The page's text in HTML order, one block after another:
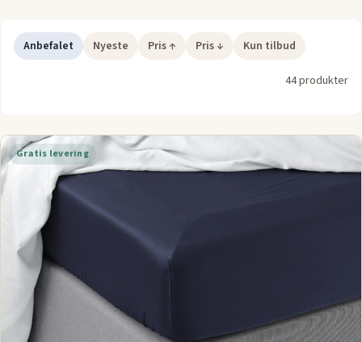
Anbefalet Nyeste Pris ↑ Pris ↓ Kun tilbud
44 produkter
Gratis levering